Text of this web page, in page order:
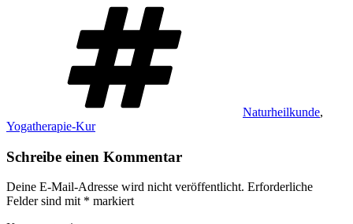
Naturheilkunde,
Yogatherapie-Kur
Schreibe einen Kommentar
Deine E-Mail-Adresse wird nicht veröffentlicht. Erforderliche
Felder sind mit * markiert